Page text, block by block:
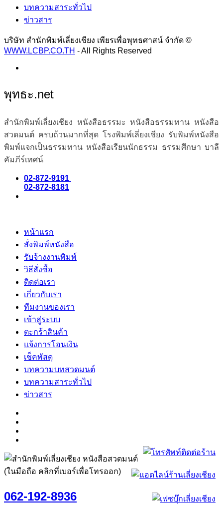
บทความสาระทั่วไป
ข่าวสาร
บริษัท สำนักพิมพ์เลี่ยงเชียง เพียรเพื่อพุทธศาสน์ จำกัด ©
WWW.LCBP.CO.TH - All Rights Reserved
พุทธะ.net
สำนักพิมพ์เลี่ยงเชียง หนังสือธรรมะ หนังสือธรรมทาน หนังสือ
สวดมนต์ ครบถ้วนมากที่สุด โรงพิมพ์เลี่ยงเชียง รับพิมพ์หนังสือ
พิมพ์แจกเป็นธรรมทาน หนังสือเรียนนักธรรม ธรรมศึกษา บาลี
คัมภีร์เทศน์
02-872-9191
02-872-8181
หน้าแรก
สั่งพิมพ์หนังสือ
รับจ้างงานพิมพ์
วิธีสั่งซื้อ
ติดต่อเรา
เกี่ยวกับเรา
ทีมงานของเรา
เข้าสู่ระบบ
ตะกร้าสินค้า
แจ้งการโอนเงิน
เช็คพัสดุ
บทความบทสวดมนต์
บทความสาระทั่วไป
ข่าวสาร
(ในมือถือ คลิกที่เบอร์เพื่อโทรออก)
062-192-8936